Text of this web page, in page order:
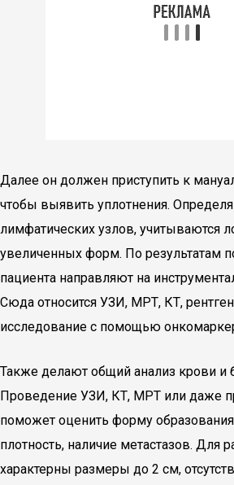
Далее он должен приступить к
чтобы выявить уплотнения.
лимфатических узлов, учитываются
увеличенных форм. По результатам
пациента направляют на
Сюда относится УЗИ, МРТ, КТ,
исследование с помощью
Также делают общий анализ крови и
Проведение УЗИ, КТ, МРТ или даже
поможет оценить форму
плотность, наличие метастазов. Для
характерны размеры до 2 см,